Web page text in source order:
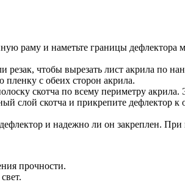
раму и наметьте границы
чтобы вырезать лист акрила по
с обеих сторон акрила.
скотча по всему периметру
слой скотча и прикрепите дефлектор
и надежно ли он закреплен.
прочности.